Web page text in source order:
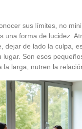
sus límites, no
una forma de lucidez.
dejar de lado la culpa,
lugar. Son esos
la larga, nutren la